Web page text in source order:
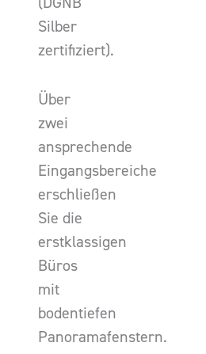
Silber
zertifiziert).
Über
zwei
ansprechende
Eingangsbereiche
erschließen
Sie die
erstklassigen
Büros
mit
bodentiefen
Panoramafenstern.